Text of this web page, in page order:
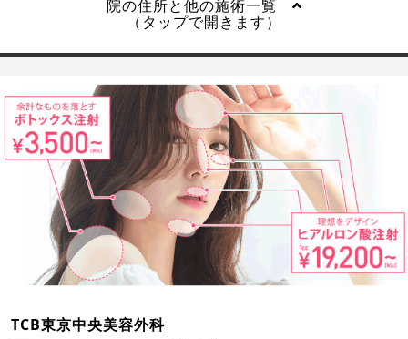
院の住所と他の施術一覧
（タップで開きます）
TCB東京中央美容外科